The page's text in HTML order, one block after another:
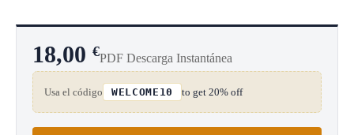
18,00 €PDF Descarga Instantánea
Usa el código WELCOME10 to get 20% off